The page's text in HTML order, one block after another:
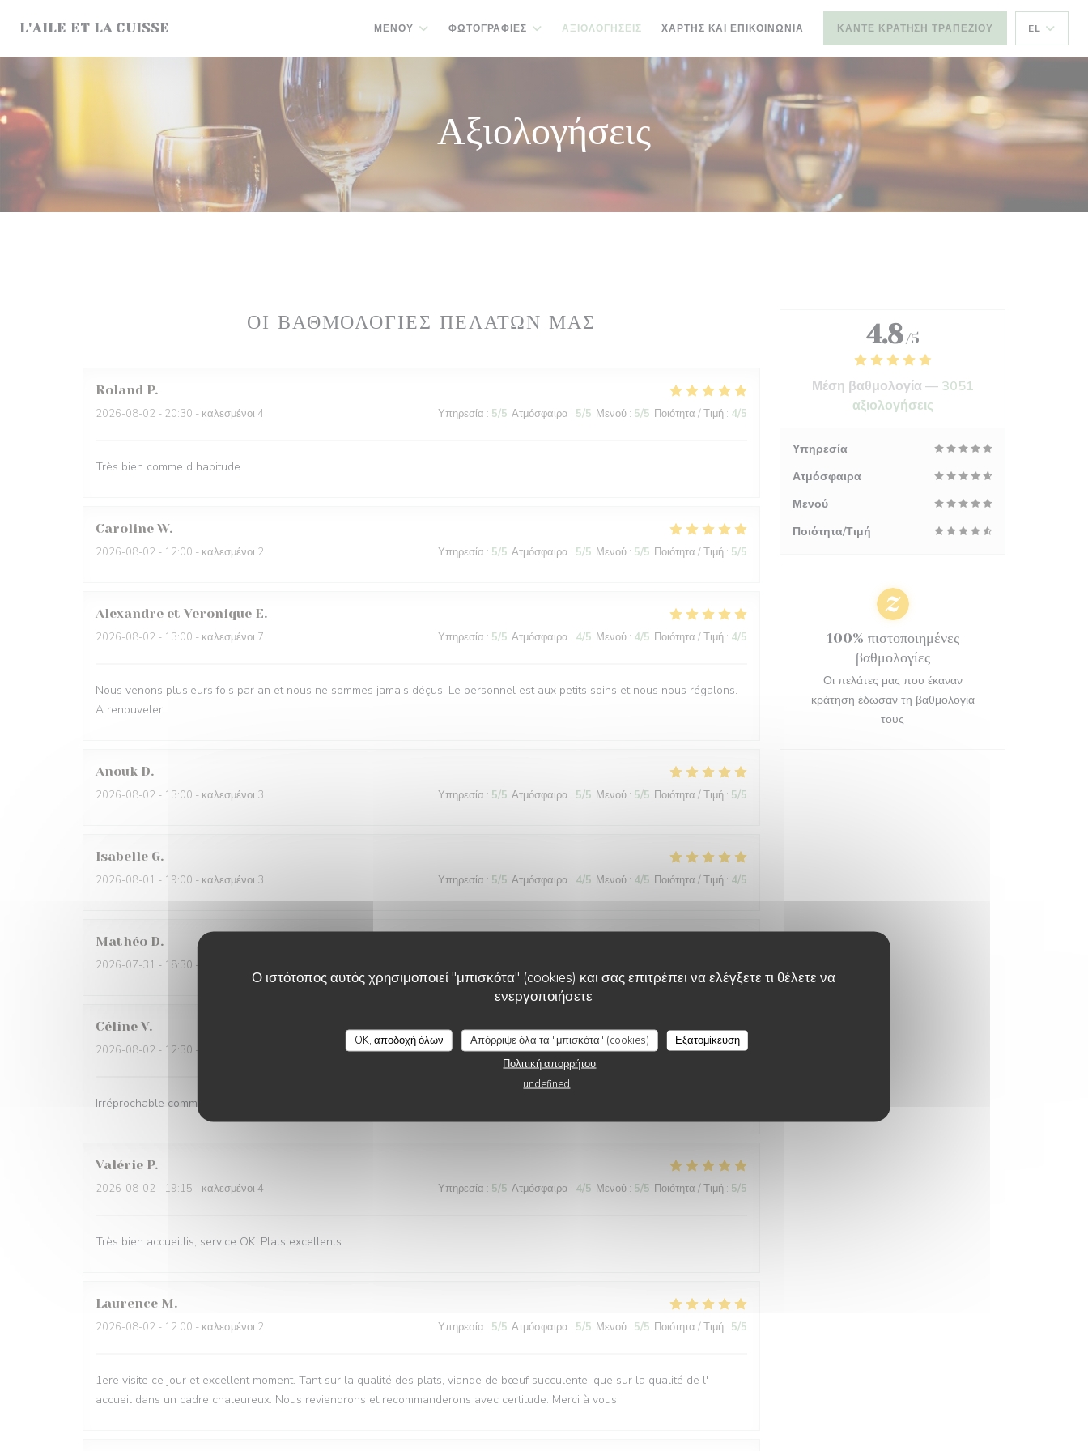
Ο ιστότοπος αυτός χρησιμοποιεί "μπισκότα" (cookies) και σας επιτρέπει να ελέγξετε τι θέλετε να
ενεργοποιήσετε
OK, αποδοχή όλων Απόρριψε όλα τα "μπισκότα" (cookies)
Εξατομίκευση
Πολιτική απορρήτου
undefined
L'AILE ET LA CUISSE ΜΕΝΟΎ ΦΩΤΟΓΡΑΦΊΕΣ ΑΞΙΟΛΟΓΉΣΕΙΣ ΧΆΡΤΗΣ ΚΑΙ ΕΠΙΚΟΙΝΩΝΊΑ ΚΆΝΤΕ ΚΡΆΤΗΣΗ ΤΡΑΠΕΖΙΟΎ EL
Αξιολογήσεις
ΟΙ ΒΑΘΜΟΛΟΓΊΕΣ ΠΕΛΑΤΏΝ ΜΑΣ
Roland P
2026-08-02 - 20:30 - καλεσμένοι 4 Υπηρεσία : 5/5 Ατμόσφαιρα : 5/5 Μενού : 5/5 Ποιότητα / Τιμή : 4/5
Très bien comme d habitude
Caroline W
2026-08-02 - 12:00 - καλεσμένοι 2 Υπηρεσία : 5/5 Ατμόσφαιρα : 5/5 Μενού : 5/5 Ποιότητα / Τιμή : 5/5
Alexandre et Veronique E
2026-08-02 - 13:00 - καλεσμένοι 7 Υπηρεσία : 5/5 Ατμόσφαιρα : 4/5 Μενού : 4/5 Ποιότητα / Τιμή : 4/5
Nous venons plusieurs fois par an et nous ne sommes jamais déçus. Le personnel est aux petits soins et nous nous régalons.
A renouveler
Anouk D
2026-08-02 - 13:00 - καλεσμένοι 3 Υπηρεσία : 5/5 Ατμόσφαιρα : 5/5 Μενού : 5/5 Ποιότητα / Τιμή : 5/5
Isabelle G
2026-08-01 - 19:00 - καλεσμένοι 3 Υπηρεσία : 5/5 Ατμόσφαιρα : 4/5 Μενού : 4/5 Ποιότητα / Τιμή : 4/5
Mathéo D
2026-07-31 - 18:30 - καλεσμένοι 2
Céline V
2026-08-02 - 12:30 - καλεσμένοι 6 Υπηρεσία:5/5 Ατμόσφαιρα:5/5 Μενού:5/5 Ποιότητα / Τιμή:5/5
Irréprochable comme d'habitude Très bon accueil et service, plats délicieux et copieux
Valérie P
2026-08-02 - 19:15 - καλεσμένοι 4 Υπηρεσία : 5/5 Ατμόσφαιρα : 4/5 Μενού : 5/5 Ποιότητα / Τιμή : 5/5
Très bien accueillis, service OK. Plats excellents.
Laurence M
2026-08-02 - 12:00 - καλεσμένοι 2 Υπηρεσία : 5/5 Ατμόσφαιρα : 5/5 Μενού : 5/5 Ποιότητα / Τιμή : 5/5
1ere visite ce jour et excellent moment. Tant sur la qualité des plats, viande de bœuf succulente, que sur la qualité de l'
accueil dans un cadre chaleureux. Nous reviendrons et recommanderons avec certitude. Merci à vous.
4.8 /5
Μέση βαθμολογία — 3051
αξιολογήσεις
Υπηρεσία
Ατμόσφαιρα
Μενού
Ποιότητα/Τιμή
100% πιστοποιημένες
βαθμολογίες
Οι πελάτες μας που έκαναν
κράτηση έδωσαν τη βαθμολογία
τους
L'AILE ET LA CUISSE